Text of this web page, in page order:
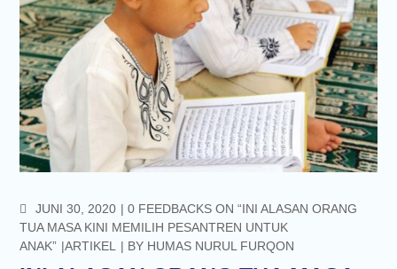
JUNI 30, 2020 COMMENTS
0 FEEDBACKS ON “INI ALASAN ORANG
TUA MASA KINI MEMILIH PESANTREN UNTUK
ANAK” ARTIKEL BY HUMAS NURUL FURQON